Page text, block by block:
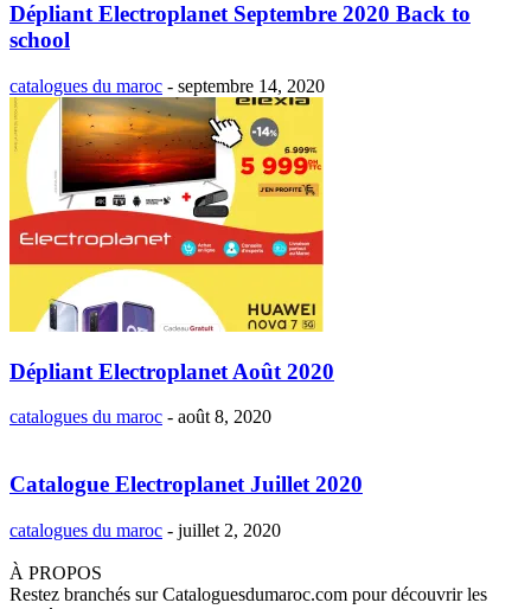
Dépliant Electroplanet Septembre 2020 Back to
school
catalogues du maroc - septembre 14, 2020
Dépliant Electroplanet Août 2020
catalogues du maroc - août 8, 2020
Catalogue Electroplanet Juillet 2020
catalogues du maroc - juillet 2, 2020
À PROPOS
Restez branchés sur Cataloguesdumaroc.com pour découvrir les